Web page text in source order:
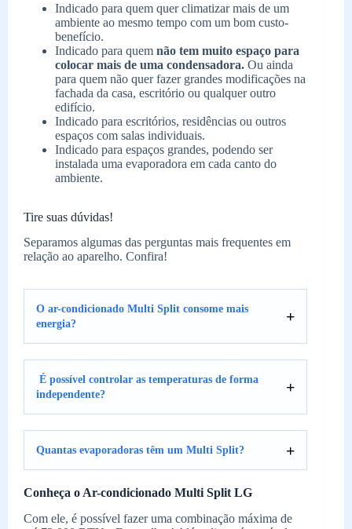
Indicado para quem quer climatizar mais de um
ambiente ao mesmo tempo com um bom custo-
benefício.
Indicado para quem não tem muito espaço para
colocar mais de uma condensadora. Ou ainda
para quem não quer fazer grandes modificações na
fachada da casa, escritório ou qualquer outro
edifício.
Indicado para escritórios, residências ou outros
espaços com salas individuais.
Indicado para espaços grandes, podendo ser
instalada uma evaporadora em cada canto do
ambiente.
Tire suas dúvidas!
Separamos algumas das perguntas mais frequentes em
relação ao aparelho. Confira!
O ar-condicionado Multi Split consome mais
energia?
É possível controlar as temperaturas de forma
independente?
Quantas evaporadoras têm um Multi Split?
Conheça o Ar-condicionado Multi Split LG
Com ele, é possível fazer uma combinação máxima de